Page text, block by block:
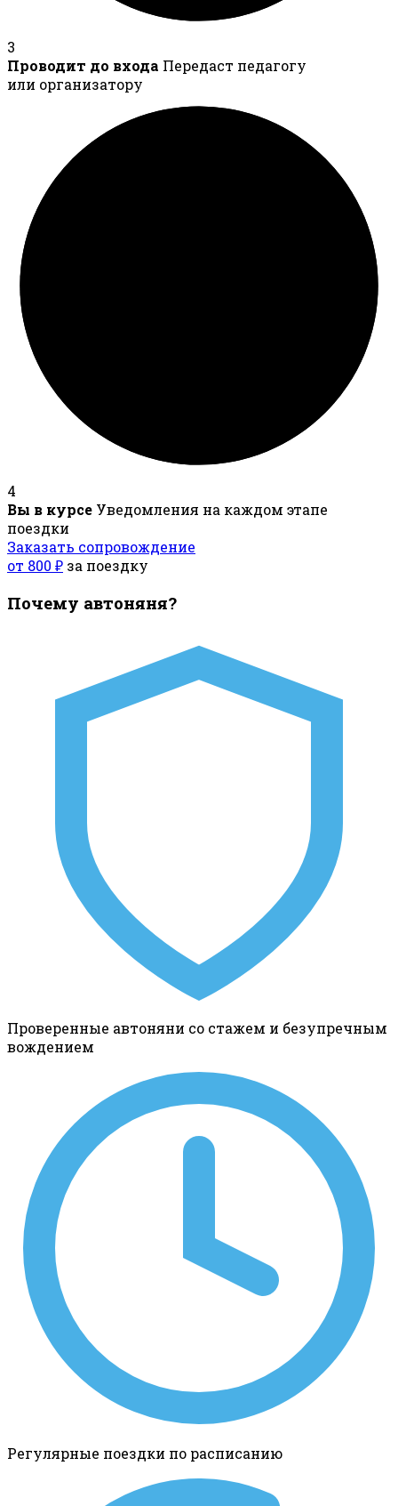
3
Проводит до входа Передаст педагогу
или организатору
4
Вы в курсе Уведомления на каждом этапе
поездки
Заказать сопровождение
от 800 ₽ за поездку
Почему автоняня?
Проверенные автоняни со стажем и безупречным
вождением
Регулярные поездки по расписанию